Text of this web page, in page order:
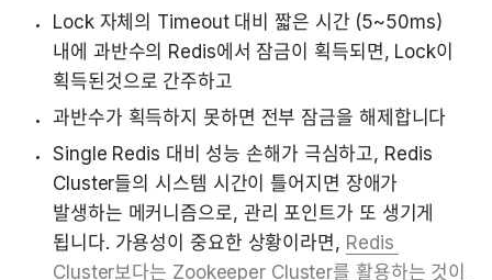
Lock 자체의 Timeout 대비 짧은 시간 (5~50ms)
내에 과반수의 Redis에서 잠금이 획득되면, Lock이
획득된것으로 간주하고
과반수가 획득하지 못하면 전부 잠금을 해제합니다
Single Redis 대비 성능 손해가 극심하고, Redis
Cluster들의 시스템 시간이 틀어지면 장애가
발생하는 메커니즘으로, 관리 포인트가 또 생기게
됩니다. 가용성이 중요한 상황이라면, Redis
Cluster보다는 Zookeeper Cluster를 활용하는 것이